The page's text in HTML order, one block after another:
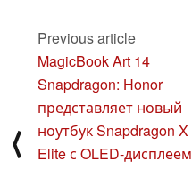
⟨
Previous article
MagicBook Art 14
Snapdragon: Honor
представляет новый
ноутбук Snapdragon X
Elite с OLED-дисплеем